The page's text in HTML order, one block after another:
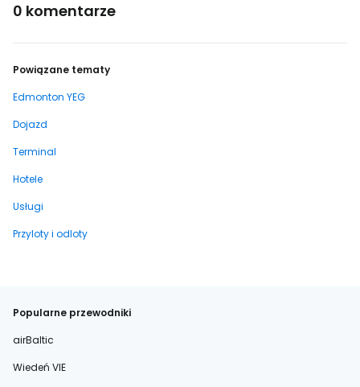
0 komentarze
Powiązane tematy
Edmonton YEG
Dojazd
Terminal
Hotele
Usługi
Przyloty i odloty
Popularne przewodniki
airBaltic
Wiedeń VIE